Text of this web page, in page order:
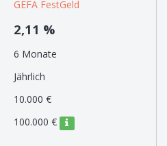
GEFA FestGeld
2,11 %
6 Monate
Jährlich
10.000 €
100.000 €